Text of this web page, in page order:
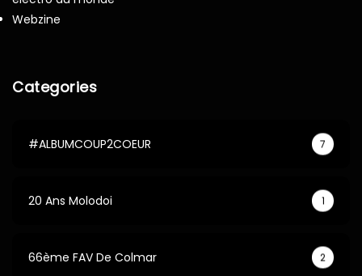
Webzine
Categories
#ALBUMCOUP2COEUR 7
20 Ans Molodoi 1
66ème FAV De Colmar 2